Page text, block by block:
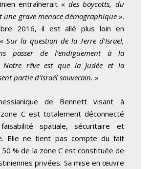
entraînerait «des boycotts, du
une grave menace démographique».
2016, il est allé plus loin en
«Sur la question de la Terre d’Israël,
passer de l’endiguement à la
Notre rêve est que la Judée et la
partie d’Israël souverain. »
de Bennett visant à
C est totalement déconnecté
spatiale, sécuritaire et
Elle ne tient pas compte du fait
% de la zone C est constituée de
privées. Sa mise en œuvre